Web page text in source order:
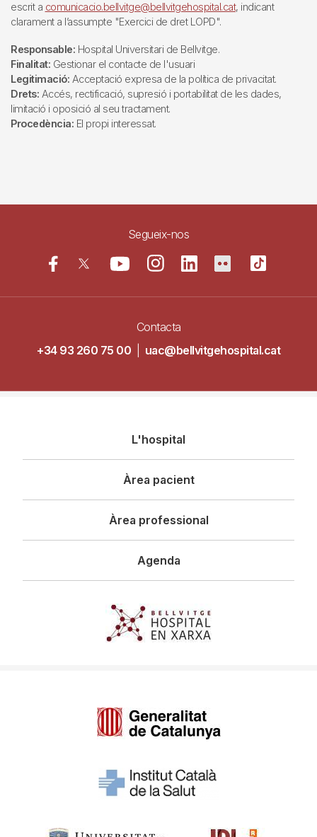
escrit a comunicacio.bellvitge@bellvitgehospital.cat, indicant
clarament a l’assumpte "Exercici de dret LOPD".
Responsable: Hospital Universitari de Bellvitge.
Finalitat: Gestionar el contacte de l'usuari
Legitimació: Acceptació expresa de la política de privacitat.
Drets: Accés, rectificació, supresió i portabilitat de les dades,
limitació i oposició al seu tractament.
Procedència: El propi interessat.
Segueix-nos
Contacta
+34 93 260 75 00
uac@bellvitgehospital.cat
principal
L'hospital
Àrea pacient
Àrea professional
Agenda